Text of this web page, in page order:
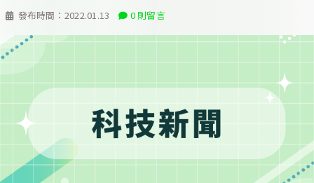
發布時間： 2022.01.13 0 則留言